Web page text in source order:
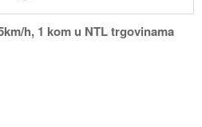
h, 1 kom u NTL trgovinama